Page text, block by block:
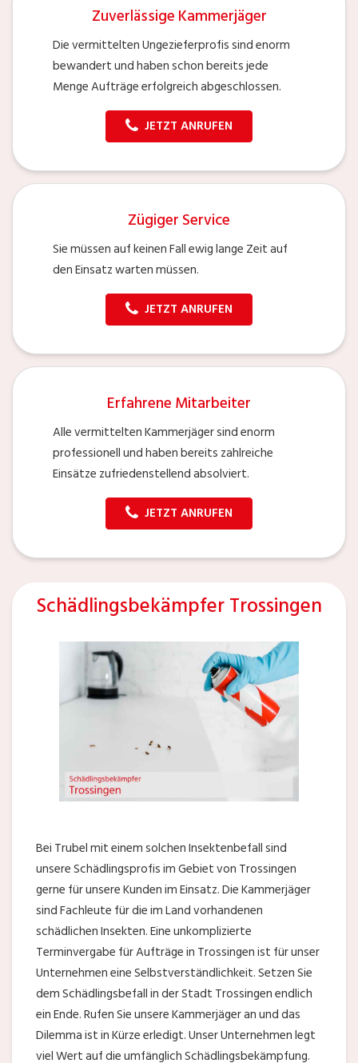
Zuverlässige Kammerjäger
Die vermittelten Ungezieferprofis sind enorm
bewandert und haben schon bereits jede
Menge Aufträge erfolgreich abgeschlossen.
JETZT ANRUFEN
Zügiger Service
Sie müssen auf keinen Fall ewig lange Zeit auf
den Einsatz warten müssen.
JETZT ANRUFEN
Erfahrene Mitarbeiter
Alle vermittelten Kammerjäger sind enorm
professionell und haben bereits zahlreiche
Einsätze zufriedenstellend absolviert.
JETZT ANRUFEN
Schädlingsbekämpfer Trossingen
Bei Trubel mit einem solchen Insektenbefall sind
unsere Schädlingsprofis im Gebiet von Trossingen
gerne für unsere Kunden im Einsatz. Die Kammerjäger
sind Fachleute für die im Land vorhandenen
schädlichen Insekten. Eine unkomplizierte
Terminvergabe für Aufträge in Trossingen ist für unser
Unternehmen eine Selbstverständlichkeit. Setzen Sie
dem Schädlingsbefall in der Stadt Trossingen endlich
ein Ende. Rufen Sie unsere Kammerjäger an und das
Dilemma ist in Kürze erledigt. Unser Unternehmen legt
viel Wert auf die umfänglich Schädlingsbekämpfung.